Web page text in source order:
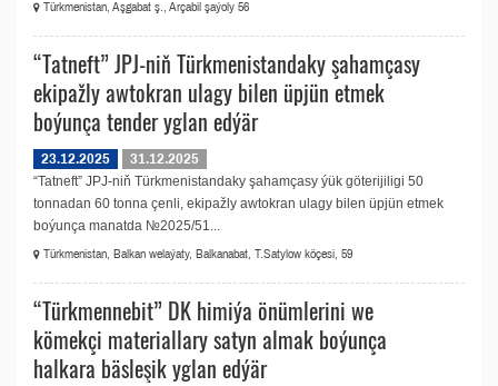
Türkmenistan, Aşgabat ş., Arçabil şaýoly 56
“Tatneft” JPJ-niň Türkmenistandaky şahamçasy
ekipažly awtokran ulagy bilen üpjün etmek
boýunça tender yglan edýär
23.12.2025
31.12.2025
“Tatneft” JPJ-niň Türkmenistandaky şahamçasy ýük göterijiligi 50
tonnadan 60 tonna çenli, ekipažly awtokran ulagy bilen üpjün etmek
boýunça manatda №2025/51...
Türkmenistan, Balkan welaýaty, Balkanabat, T.Satylow köçesi, 59
“Türkmennebit” DK himiýa önümlerini we
kömekçi materiallary satyn almak boýunça
halkara bäsleşik yglan edýär